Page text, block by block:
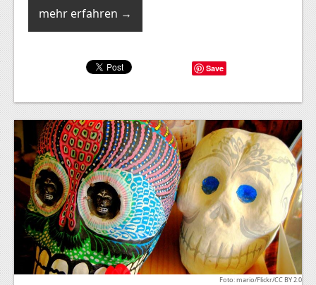
mehr erfahren →
Save
Foto: mario/Flickr/CC BY 2.0